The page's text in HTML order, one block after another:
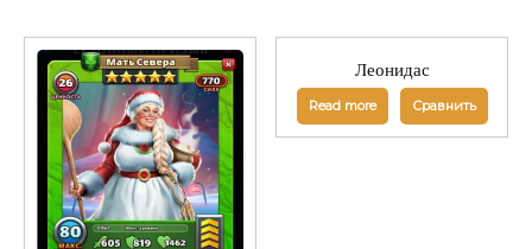
Леонидас
Read more Сравнить